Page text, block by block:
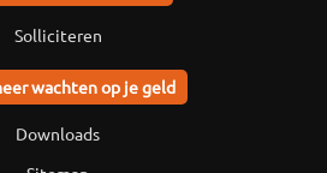
Solliciteren
wachten op je geld
Downloads